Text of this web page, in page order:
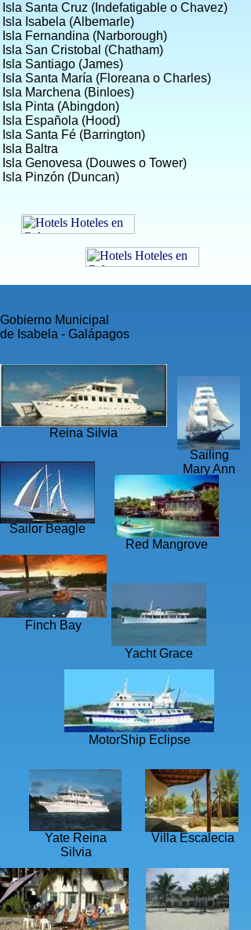
Gobierno Municipal
de Isabela - Galápagos
Reina Silvia
Sailor Beagle
Yate Reina
Silvia
Villa Escalecia
Sailing
Mary Ann
Red Mangrove
Finch Bay
MotorShip Eclipse
Yacht Grace
Isla Santa Cruz (Indefatigable o Chavez)
Isla Isabela (Albemarle)
Isla Fernandina (Narborough)
Isla San Cristobal (Chatham)
Isla Santiago (James)
Isla Santa María (Floreana o Charles)
Isla Marchena (Binloes)
Isla Pinta (Abingdon)
Isla Española (Hood)
Isla Santa Fé (Barrington)
Isla Baltra
Isla Genovesa (Douwes o Tower)
Isla Pinzón (Duncan)